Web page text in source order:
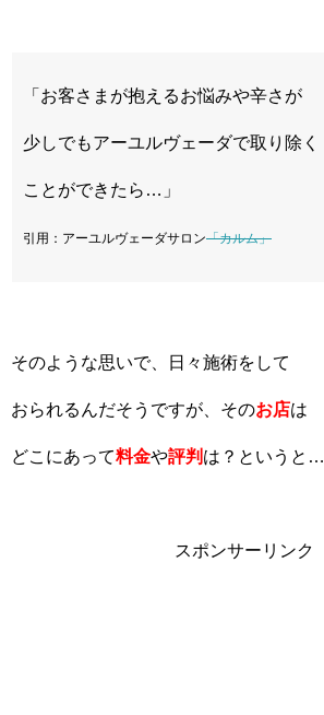
「お客さまが抱えるお悩みや辛さが
少しでもアーユルヴェーダで取り除く
ことができたら…」
引用：アーユルヴェーダサロン「カルム」
そのような思いで、日々施術をして
おられるんだそうですが、そのお店は
どこにあって料金や評判 は？というと…
スポンサーリンク